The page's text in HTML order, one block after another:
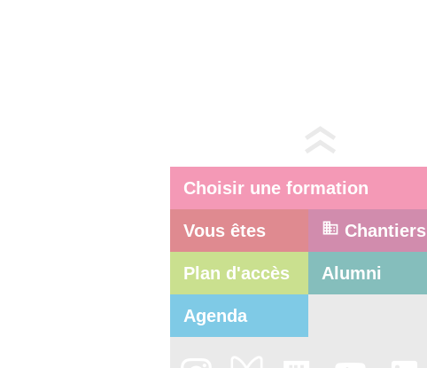
Choisir une formation
Vous êtes Chantiers
Plan d'accès Alumni
Agenda